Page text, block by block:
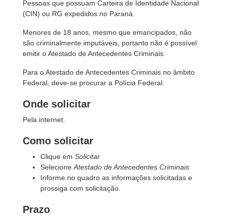
Pessoas que possuam Carteira de Identidade Nacional
(CIN) ou RG expedidos no Paraná.
Menores de 18 anos, mesmo que emancipados, não
são criminalmente imputáveis, portanto não é possível
emitir o Atestado de Antecedentes Criminais.
Para o Atestado de Antecedentes Criminais no âmbito
Federal, deve-se procurar a Polícia Federal.
Onde solicitar
Pela internet.
Como solicitar
Clique em Solicitar
Selecione Atestado de Antecedentes Criminais
Informe no quadro as informações solicitadas e
prossiga com solicitação.
Prazo